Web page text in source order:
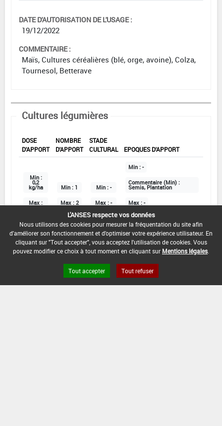
DATE D'AUTORISATION DE L'USAGE :
19/12/2022
COMMENTAIRE :
Maïs, Cultures céréalières (blé, orge, avoine), Colza,
Tournesol, Betterave
Cultures légumières
DOSE
D'APPORT
NOMBRE
D'APPORT
STADE
CULTURAL
EPOQUES D'APPORT
Min :
0,2
kg/ha
Max :
Min : 1
Max : 2
Min : -
Max : -
Min : -
Commentaire (Min) :
Semis, Plantation
Max : -
Commentaire (Max) :
Semis, Plantation
DATE D'AUTORISATION DE L'USAGE :
COMMENTAIRE :
L'ANSES respecte vos données
Nous utilisons des cookies pour mesurer la fréquentation du site afin
d'améliorer son fonctionnement et d'optimiser votre expérience utilisateur. En
cliquant sur "Tout accepter", vous acceptez l'utilisation de cookies. Vous
pouvez modifier ce choix à tout moment en cliquant sur Mentions légales
Tout accepter Tout refuser